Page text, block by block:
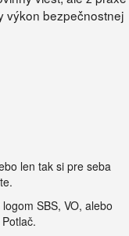
výkon bezpečnostnej
len tak si pre seba
SBS, VO, alebo